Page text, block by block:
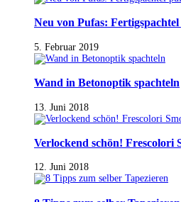
Neu von Pufas:
5. Februar 2019
Wand in Betonoptik spachteln
13. Juni 2018
Verlockend schön! Frescolori
12. Juni 2018